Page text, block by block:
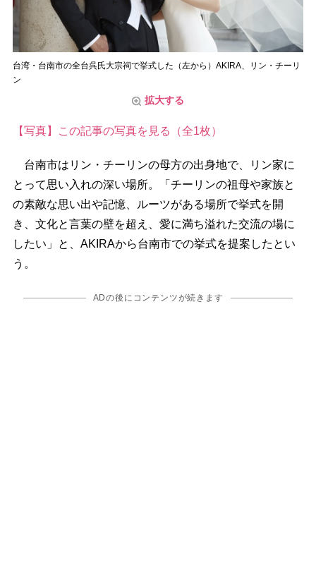
台湾・台南市の全台呉氏大宗祠で挙式した（左から）AKIRA、リン・チーリ
ン
拡大する
【写真】この記事の写真を見る（全1枚）
台南市はリン・チーリンの母方の出身地で、リン家に
とって思い入れの深い場所。「チーリンの祖母や家族と
の素敵な思い出や記憶、ルーツがある場所で挙式を開
き、文化と言葉の壁を超え、愛に満ち溢れた交流の場に
したい」と、AKIRAから台南市での挙式を提案したとい
う。
ADの後にコンテンツが続きます